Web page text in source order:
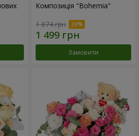
Композиція "Bohemia"
1 874 грн
Замовити